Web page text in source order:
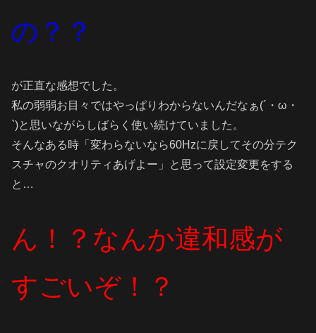
の？？
が正直な感想でした。
私の弱弱お目々ではやっぱりわからないんだなぁ(´・ω・
`)と思いながらしばらく使い続けていました。
そんなある時「変わらないなら60Hzに戻してその分テク
スチャのクオリティあげよー」と思って設定変更をする
と…
ん！？なんか違和感が
すごいぞ！？